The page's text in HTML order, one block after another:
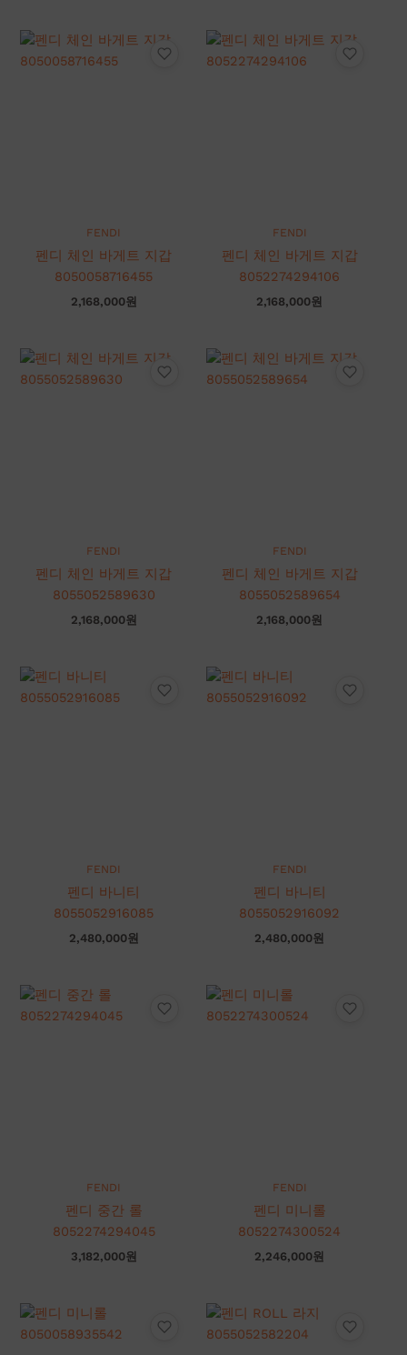
FENDI
펜디 체인 바게트 지갑
8050058716455
2,168,000원
FENDI
펜디 체인 바게트 지갑
8052274294106
2,168,000원
FENDI
펜디 체인 바게트 지갑
8055052589630
2,168,000원
FENDI
펜디 체인 바게트 지갑
8055052589654
2,168,000원
FENDI
펜디 바니티
8055052916085
2,480,000원
FENDI
펜디 바니티
8055052916092
2,480,000원
FENDI
펜디 중간 롤
8052274294045
3,182,000원
FENDI
펜디 미니롤
8052274300524
2,246,000원